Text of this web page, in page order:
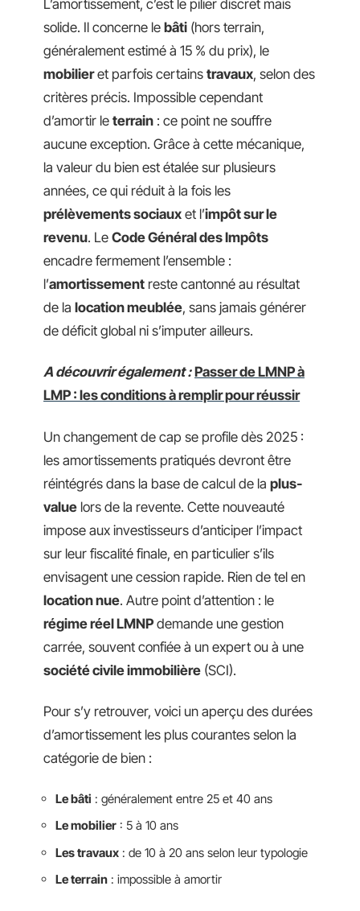
L’amortissement, c’est le pilier discret mais
solide. Il concerne le bâti (hors terrain,
généralement estimé à 15 % du prix), le
mobilieret parfois certains travaux, selon des
critères précis. Impossible cependant
d’amortir le terrain : ce point ne souffre
aucune exception. Grâce à cette mécanique,
la valeur du bien est étalée sur plusieurs
années, ce qui réduit à la fois les
prélèvements sociaux et l’impôt sur le
revenu. Le Code Général des Impôts
encadre fermement l’ensemble :
l’amortissement reste cantonné au résultat
de la location meublée, sans jamais générer
de déficit global ni s’imputer ailleurs.
A découvrir également : Passer de LMNP à
LMP : les conditions à remplir pour réussir
Un changement de cap se profile dès 2025 :
les amortissements pratiqués devront être
réintégrés dans la base de calcul de la plus-
value lors de la revente. Cette nouveauté
impose aux investisseurs d’anticiper l’impact
sur leur fiscalité finale, en particulier s’ils
envisagent une cession rapide. Rien de tel en
location nue. Autre point d’attention : le
régime réel LMNP demande une gestion
carrée, souvent confiée à un expert ou à une
société civile immobilière (SCI).
Pour s’y retrouver, voici un aperçu des durées
d’amortissement les plus courantes selon la
catégorie de bien :
Le bâti : généralement entre 25 et 40 ans
Le mobilier : 5 à 10 ans
Les travaux : de 10 à 20 ans selon leur typologie
Le terrain : impossible à amortir